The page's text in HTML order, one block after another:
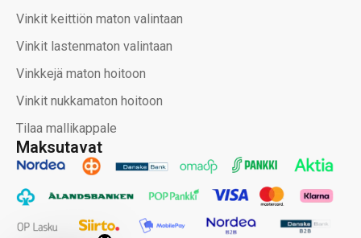
Maksutavat
Vinkit keittiön maton valintaan
Vinkit lastenmaton valintaan
Vinkkejä maton hoitoon
Vinkit nukkamaton hoitoon
Tilaa mallikappale